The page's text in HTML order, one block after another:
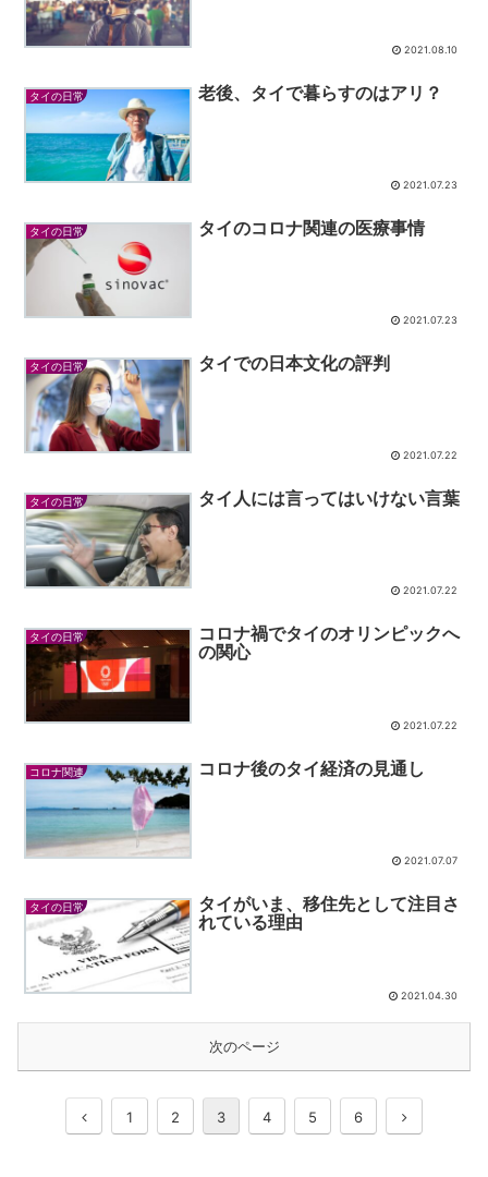
2021.08.10
タイの日常 老後、タイで暮らすのはアリ？
2021.07.23
タイの日常 タイのコロナ関連の医療事情
2021.07.23
タイの日常 タイでの日本文化の評判
2021.07.22
タイの日常 タイ人には言ってはいけない言葉
2021.07.22
タイの日常
コロナ禍でタイのオリンピックへ
の関心
2021.07.22
コロナ関連 コロナ後のタイ経済の見通し
2021.07.07
タイの日常
タイがいま、移住先として注目さ
れている理由
2021.04.30
次のページ
1 2 3 4 5 6